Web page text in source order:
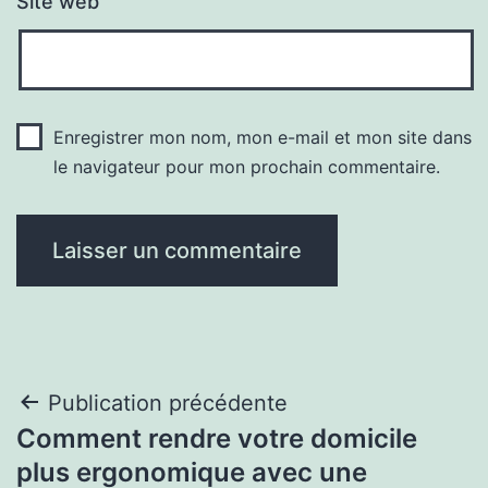
Enregistrer mon nom, mon e-mail et mon site dans
le navigateur pour mon prochain commentaire.
Navigation
de
Publication précédente
Comment rendre votre domicile
plus ergonomique avec une